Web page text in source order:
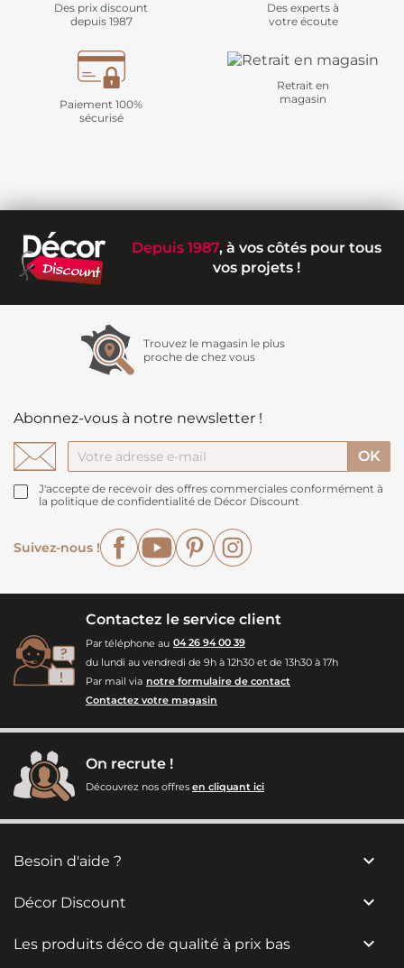
Des prix discount
depuis 1987
Des experts à
votre écoute
Paiement 100%
sécurisé
Retrait en
magasin
Depuis 1987, à vos côtés pour tous
vos projets !
Trouvez le magasin le plus
proche de chez vous
Abonnez-vous à notre newsletter !
J'accepte de recevoir des offres commerciales conformément à
la politique de confidentialité de Décor Discount
Suivez-nous !
FacebookYouTubePinterest
Contactez le service client
Par téléphone au 04 26 94 00 39
du lundi au vendredi de 9h à 12h30 et de 13h30 à 17h
Par mail via notre formulaire de contact
Contactez votre magasin
On recrute !
Découvrez nos offres en cliquant ici
Besoin d'aide ? 
Décor Discount 
Les produits déco de qualité à prix bas 